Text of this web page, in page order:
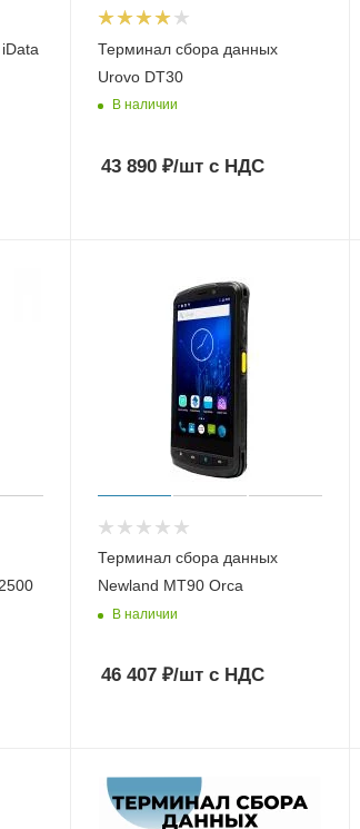
Терминал сбора данных
Urovo DT30
В наличии
43 890₽/штс НДС
Терминал сбора данных
Newland MT90 Orca
В наличии
46 407₽/штс НДС